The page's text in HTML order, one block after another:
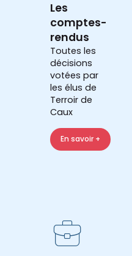
Les
comptes-
rendus
Toutes les
décisions
votées par
les élus de
Terroir de
Caux
En savoir +